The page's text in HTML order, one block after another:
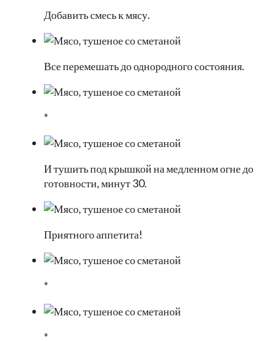
Добавить смесь к мясу.
Все перемешать до однородного состояния.
*
И тушить под крышкой на медленном огне до
готовности, минут 30.
Приятного аппетита!
*
*